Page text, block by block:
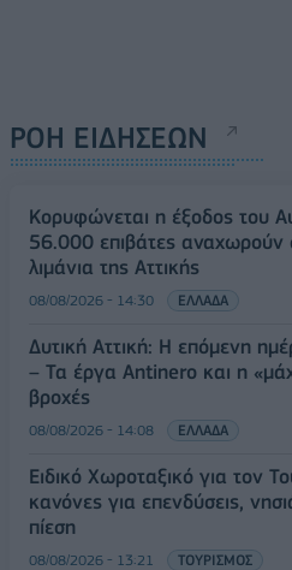
ΡΟΗ ΕΙΔΗΣΕΩΝ
Κορυφώνεται η έξοδος του
56.000 επιβάτες αναχωρούν
λιμάνια της Αττικής
08/08/2026 - 14:30 ΕΛΛΑΔΑ
Δυτική Αττική: Η επόμενη
– Τα έργα Antinero και η
βροχές
08/08/2026 - 14:08 ΕΛΛΑΔΑ
Ειδικό Χωροταξικό για τον
κανόνες για επενδύσεις,
πίεση
08/08/2026 - 13:21 ΤΟΥΡΙΣΜΟΣ